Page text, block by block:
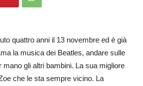
quattro anni il 13 novembre ed è già
la musica dei Beatles, andare sulle
mano gli altri bambini. La sua migliore
che le sta sempre vicino. La